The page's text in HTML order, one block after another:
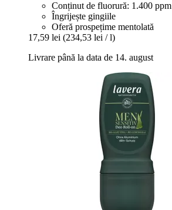
Conținut de fluorură: 1.400 ppm
Îngrijește gingiile
Oferă prospețime mentolată
17,59 lei (234,53 lei / l)
Livrare până la data de 14. august